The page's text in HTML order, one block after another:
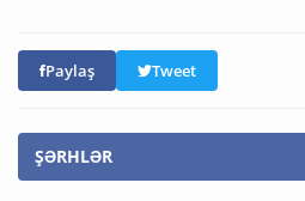
Paylaş Tweet
ŞƏRHLƏR